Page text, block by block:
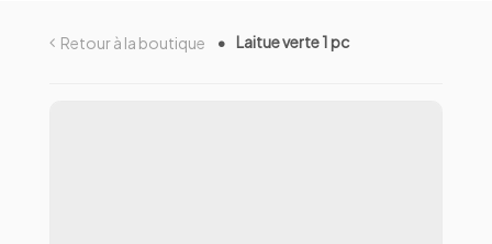
Retour à la boutique Laitue verte 1 pc